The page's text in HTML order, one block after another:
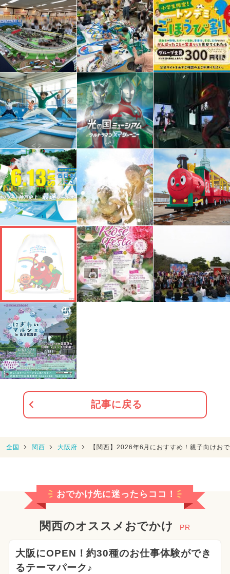
記事に戻る
全国 関西 大阪府 【関西】2026年6月におすすめ！親子向けお
おでかけ先に迷ったらココ！
関西のオススメおでかけ PR
大阪にOPEN！約30種のお仕事体験ができ
るテーマパーク♪